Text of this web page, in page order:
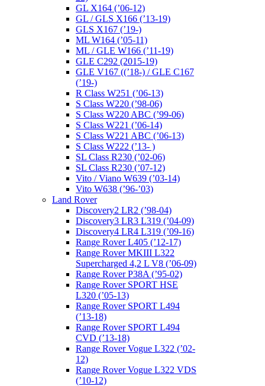
GL X164 (’06-12)
GL / GLS X166 (’13-19)
GLS X167 (’19-)
ML W164 (’05-11)
ML / GLE W166 (’11-19)
GLE C292 (2015-19)
GLE V167 ((’18-) / GLE C167
(’19-)
R Class W251 (’06-13)
S Class W220 (’98-06)
S Class W220 ABC (’99-06)
S Class W221 (’06-14)
S Class W221 ABC (’06-13)
S Class W222 (’13- )
SL Class R230 (’02-06)
SL Class R230 (’07-12)
Vito / Viano W639 (’03-14)
Vito W638 (’96-’03)
Land Rover
Discovery2 LR2 (’98-04)
Discovery3 LR3 L319 (’04-09)
Discovery4 LR4 L319 (’09-16)
Range Rover L405 (’12-17)
Range Rover MKIII L322
Supercharged 4,2 L V8 (’06-09)
Range Rover P38A (’95-02)
Range Rover SPORT HSE
L320 (’05-13)
Range Rover SPORT L494
(’13-18)
Range Rover SPORT L494
CVD (’13-18)
Range Rover Vogue L322 (’02-
12)
Range Rover Vogue L322 VDS
(’10-12)